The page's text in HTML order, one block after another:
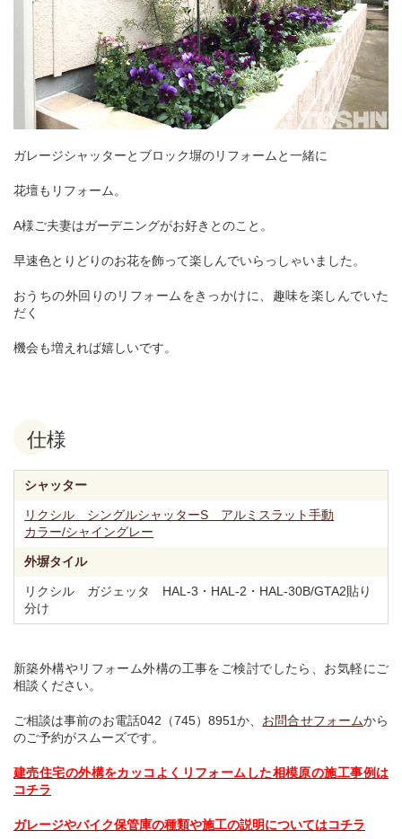
ガレージシャッターとブロック塀のリフォームと一緒に
花壇も リフォーム。
A様ご夫妻はガーデニングがお好きとのこと。
早速色とりどりのお花を飾って楽しんでいらっしゃいました。
おうちの外回りのリフォームをきっかけに、趣味を楽しんでいた
だく
機会も増えれば嬉しいです。
仕様
シャッター
リクシル シングルシャッターS アルミスラット手動
カラー/シャイングレー
外塀タイル
リクシル ガジェッタ HAL-3・HAL-2・HAL-30B/GTA2貼り
分け
新築外構やリフォーム外構の工事をご検討でしたら、お気軽にご
相談ください。
ご相談は事前のお電話042（745）8951か、 お問合せフォームから
のご予約がスムーズです。
建売住宅の外構をカッコよくリフォームした相模原の施工事例は
コチラ
ガレージやバイク保管庫の種類や施工の説明についてはコチラ